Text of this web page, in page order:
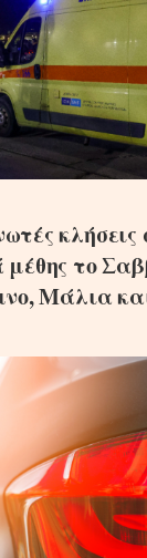
μέθης το
Μάλια